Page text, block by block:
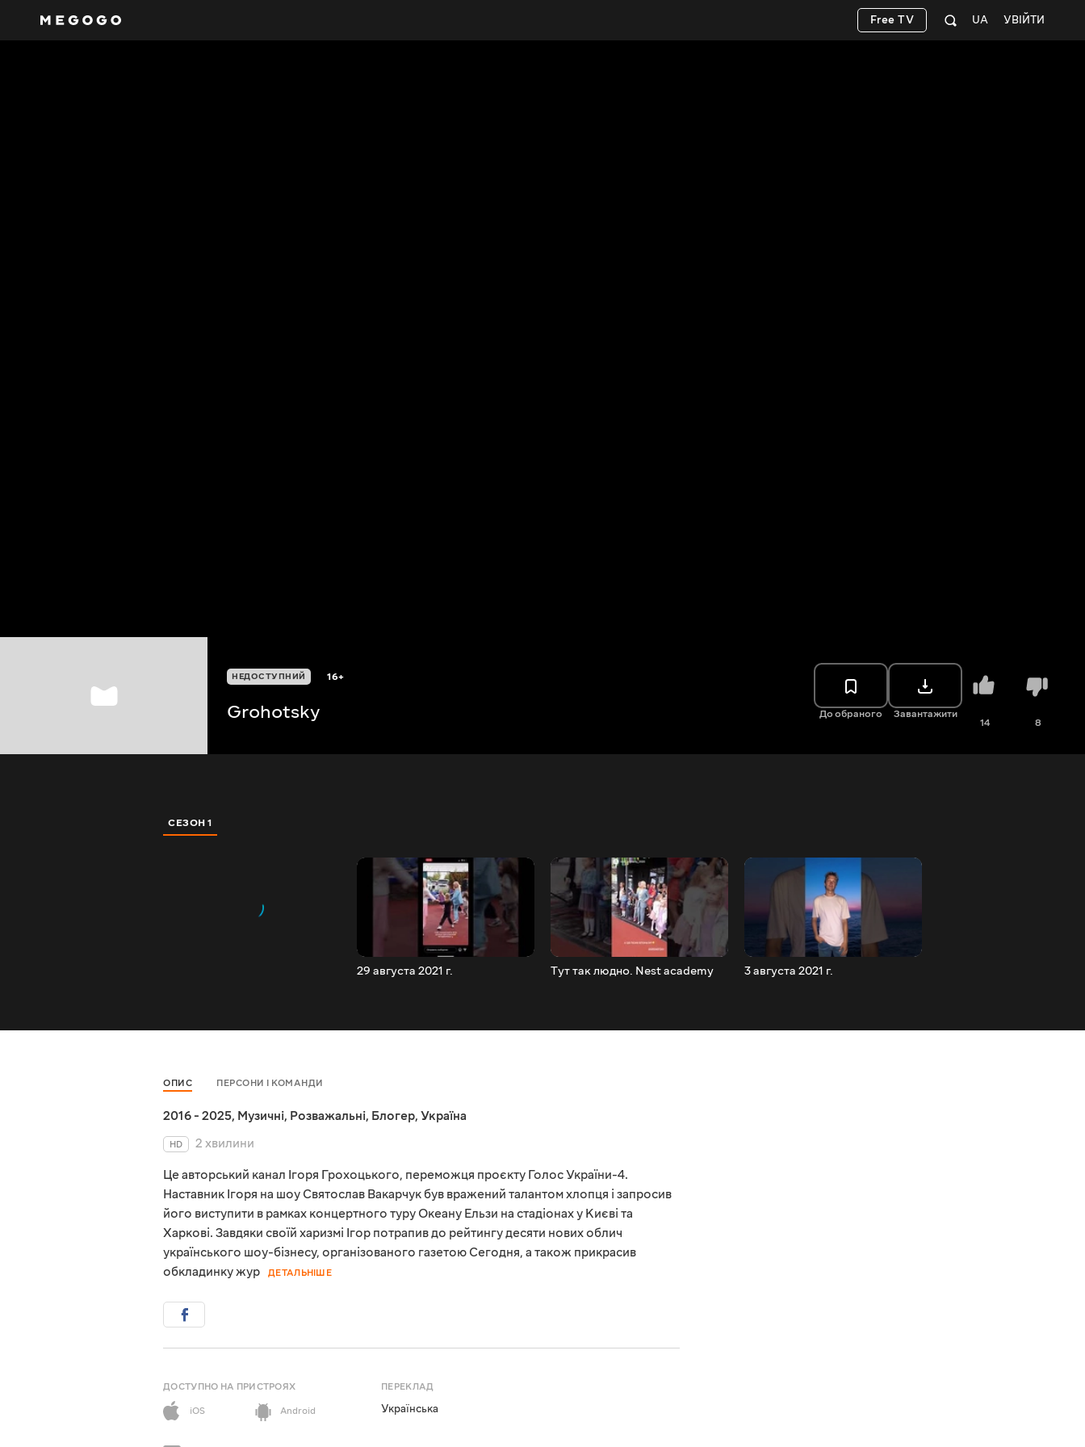
УВІЙТИ
UA
Free TV
НЕДОСТУПНИЙ 16+
Grohotsky До обраного Завантажити
14 8
СЕЗОН 1
29 августа 2021 г. Тут так людно. Nest academy 3 августа 2021 г.
ОПИС ПЕРСОНИ І КОМАНДИ
2016 - 2025, Музичні, Розважальні, Блогер, Україна
HD
2 хвилини
Це авторський канал Ігоря Грохоцького, переможця проєкту Голос України-4.
Наставник Ігоря на шоу Святослав Вакарчук був вражений талантом хлопця і запросив
його виступити в рамках концертного туру Океану Ельзи на стадіонах у Києві та
Харкові. Завдяки своїй харизмі Ігор потрапив до рейтингу десяти нових облич
українського шоу-бізнесу, організованого газетою Сегодня, а також прикрасив
обкладинку жур
ДЕТАЛЬНІШЕ
ДОСТУПНО НА ПРИСТРОЯХ
iOS
Android
ПЕРЕКЛАД
Українська